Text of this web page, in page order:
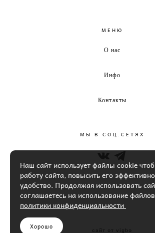
МЕНЮ
О нас
Инфо
Контакты
МЫ В СОЦ.СЕТЯХ
сайт от vigbo
Наш сайт использует файлы cookie
работу сайта, повысить его
удобство. Продолжая использовать
соглашаетесь на использование
политики конфиденциальности
Хорошо